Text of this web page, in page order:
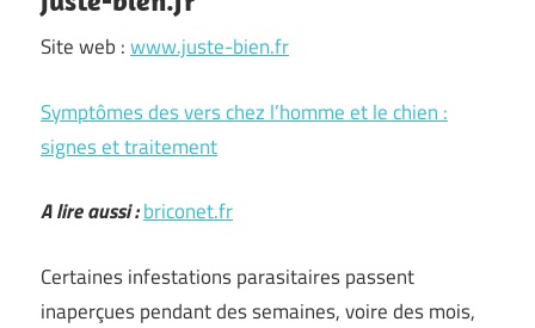
Site web :www.juste-bien.fr
Symptômes des vers chez l’homme et le chien :
signes et traitement
A lire aussi :briconet.fr
Certaines infestations parasitaires passent
inaperçues pendant des semaines, voire des mois,